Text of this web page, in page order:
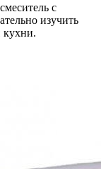
с
изучить
кухни.